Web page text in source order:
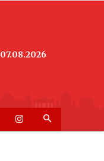
07.08.2026